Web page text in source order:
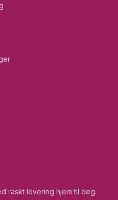
raskt levering hjem til deg.